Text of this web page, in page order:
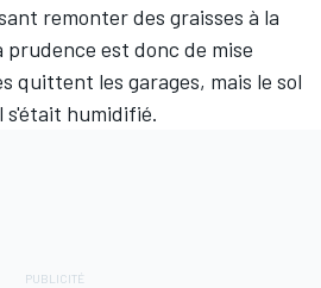
remonter des graisses à la
est donc de mise
quittent les garages, mais le sol
s'était humidifié.